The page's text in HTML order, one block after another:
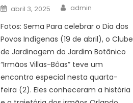
Posted
on
abril 3, 2025 Author
admin
Fotos: Sema Para celebrar o Dia dos
Povos Indígenas (19 de abril), o Clube
de Jardinagem do Jardim Botânico
“Irmãos Villas-Bôas” teve um
encontro especial nesta quarta-
feira (2). Eles conheceram a história